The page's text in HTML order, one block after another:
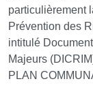
particulièrement
Prévention des
intitulé
Majeurs
PLAN